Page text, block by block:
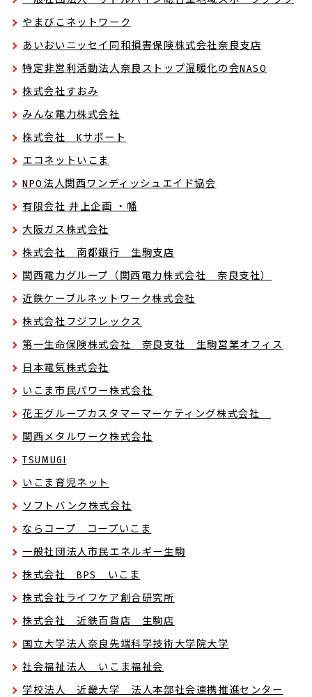
やまびこネットワーク
あいおいニッセイ同和損害保険株式会社奈良支店
特定非営利活動法人奈良ストップ温暖化の会NASO
株式会社すおみ
みんな電力株式会社
株式会社 Kサポート
エコネットいこま
NPO法人関西ワンディッシュエイド協会
有限会社 井上企画 ・幡
大阪ガス株式会社
株式会社 南都銀行 生駒支店
関西電力グループ（関西電力株式会社 奈良支社）
近鉄ケーブルネットワーク株式会社
株式会社フジフレックス
第一生命保険株式会社 奈良支社 生駒営業オフィス
日本電気株式会社
いこま市民パワー株式会社
花王グループカスタマーマーケティング株式会社
関西メタルワーク株式会社
TSUMUGI
いこま育児ネット
ソフトバンク株式会社
ならコープ コープいこま
一般社団法人市民エネルギー生駒
株式会社 BPS いこま
株式会社ライフケア創合研究所
株式会社 近鉄百貨店 生駒店
国立大学法人奈良先端科学技術大学院大学
社会福祉法人 いこま福祉会
学校法人 近畿大学 法人本部社会連携推進センター